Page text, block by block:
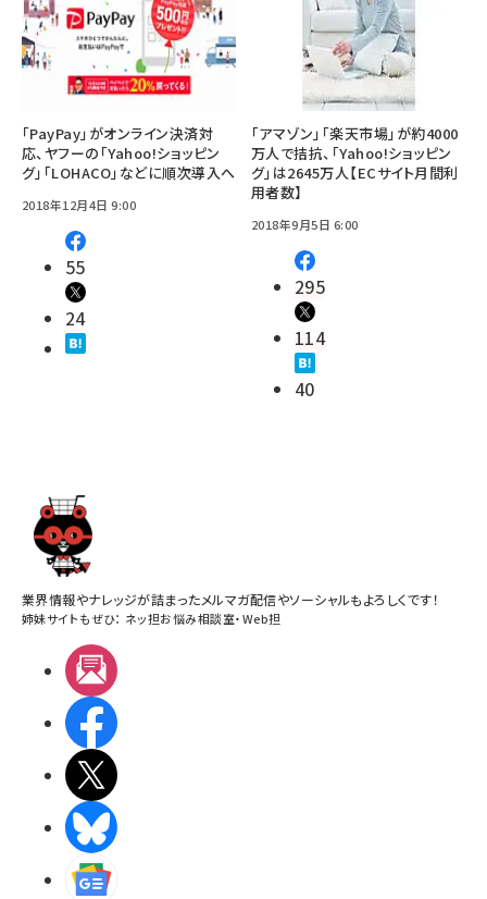
「PayPay」がオンライン決済対
応、ヤフーの「Yahoo!ショッピン
グ」「LOHACO」などに順次導入へ
2018年12月4日 9:00
55
24
「アマゾン」「楽天市場」が約4000
万人で拮抗、「Yahoo!ショッピン
グ」は2645万人【ECサイト月間利
用者数】
2018年9月5日 6:00
295
114
40
業界情報やナレッジが詰まったメルマガ配信やソーシャルもよろしくです！
姉妹サイトもぜひ： ネッ担お悩み相談室・Web担